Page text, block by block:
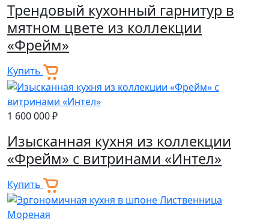
Трендовый кухонный гарнитур в
мятном цвете из коллекции
«Фрейм»
Купить
1 600 000 ₽
Изысканная кухня из коллекции
«Фрейм» с витринами «Интел»
Купить